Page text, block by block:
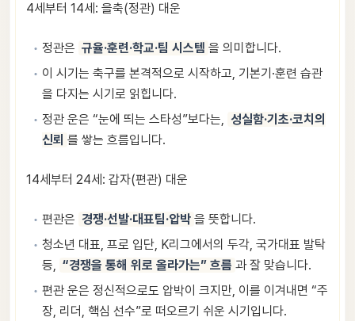
4세부터 14세: 을축(정관) 대운
정관은 규율·훈련·학교·팀 시스템 을 의미합니다.
이 시기는 축구를 본격적으로 시작하고, 기본기·훈련 습관
을 다지는 시기로 읽힙니다.
정관 운은 “눈에 띄는 스타성”보다는, 성실함·기초·코치의
신뢰 를 쌓는 흐름입니다.
14세부터 24세: 갑자(편관) 대운
편관은 경쟁·선발·대표팀·압박 을 뜻합니다.
청소년 대표, 프로 입단, K리그에서의 두각, 국가대표 발탁
등, “경쟁을 통해 위로 올라가는” 흐름 과 잘 맞습니다.
편관 운은 정신적으로도 압박이 크지만, 이를 이겨내면 “주
장, 리더, 핵심 선수”로 떠오르기 쉬운 시기입니다.